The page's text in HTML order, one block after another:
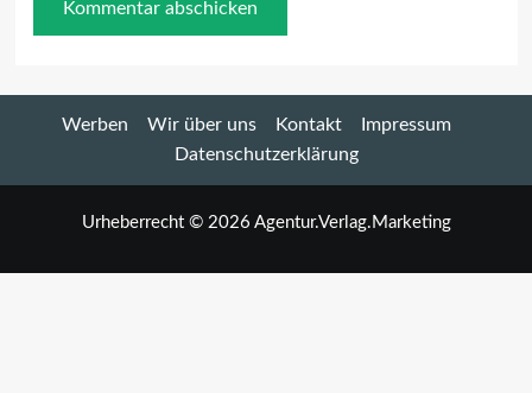
Werben Wir über uns Kontakt
Impressum
Datenschutzerklärung
Urheberrecht © 2026 Agentur.Verlag.Marketing